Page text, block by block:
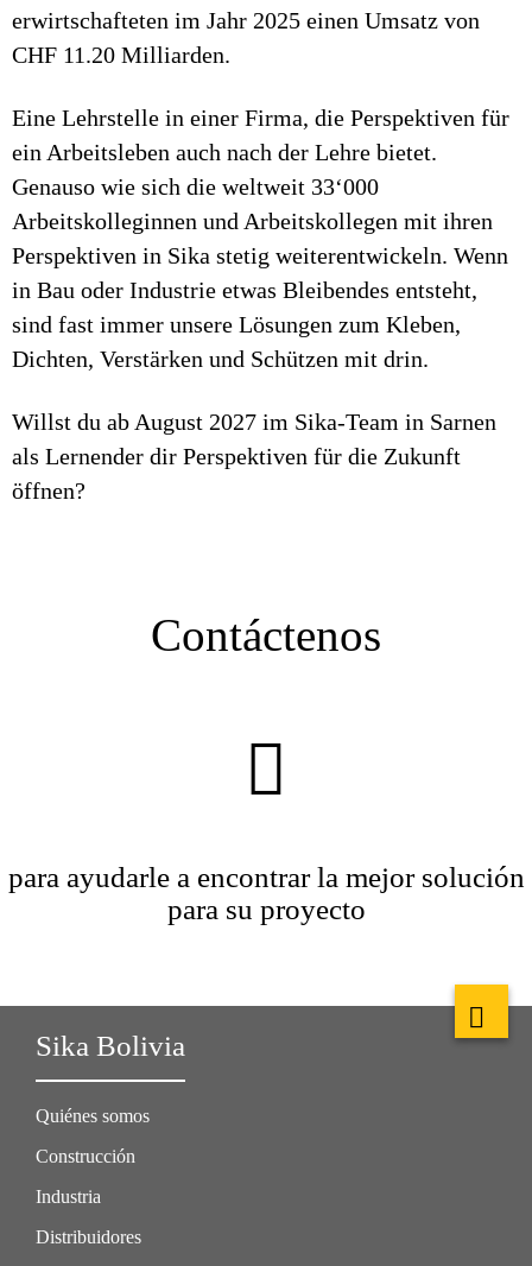
erwirtschafteten im Jahr 2025 einen Umsatz von
CHF 11.20 Milliarden.
Eine Lehrstelle in einer Firma, die Perspektiven für
ein Arbeitsleben auch nach der Lehre bietet.
Genauso wie sich die weltweit 33‘000
Arbeitskolleginnen und Arbeitskollegen mit ihren
Perspektiven in Sika stetig weiterentwickeln. Wenn
in Bau oder Industrie etwas Bleibendes entsteht,
sind fast immer unsere Lösungen zum Kleben,
Dichten, Verstärken und Schützen mit drin.
Willst du ab August 2027 im Sika-Team in Sarnen
als Lernender dir Perspektiven für die Zukunft
öffnen?
Contáctenos
para ayudarle a encontrar la mejor solución
para su proyecto
Sika Bolivia
Quiénes somos
Construcción
Industria
Distribuidores